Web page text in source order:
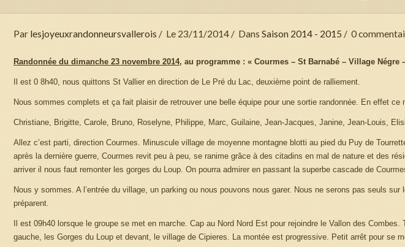
Par lesjoyeuxrandonneursvallerois Le 23/11/2014 Dans Saison 2014 - 2015 0
Randonnée du dimanche 23 novembre 2014, au programme : « Courmes – St Barnabé – Village Négre
Il est 0 8h40, nous quittons St Vallier en direction de Le Pré du Lac, deuxième point de ralliement.
Nous sommes complets et ça fait plaisir de retrouver une belle équipe pour une sortie randonnée. En effet
Christiane, Brigitte, Carole, Bruno, Roselyne, Philippe, Marc, Guilaine, Jean-Jacques, Janine, Jean-Louis,
Allez c’est parti, direction Courmes. Minuscule village de moyenne montagne blotti au pied du Puy de
après la dernière guerre, Courmes revit peu à peu, se ranime grâce à des citadins en mal de nature et des
arriver il nous faut remonter les gorges du Loup. On pourra admirer en passant la superbe cascade de
Nous y sommes. A l’entrée du village, un parking ou nous pouvons nous garer. Nous ne serons pas seuls
préparent.
Il est 09h40 lorsque le groupe se met en marche. Cap au Nord Nord Est pour rejoindre le Vallon des
gauche, les Gorges du Loup et devant, le village de Cipieres. La montée est progressive. Petit arrêt pour se